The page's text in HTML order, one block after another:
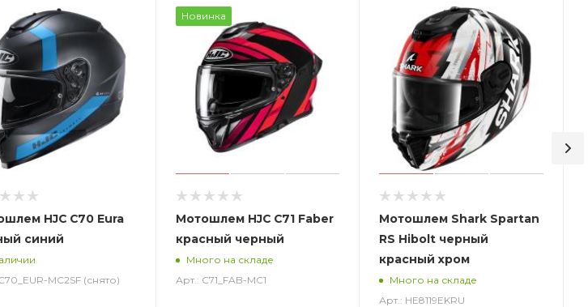
HJC C70 Eura
синий
MC2SF (снято)
Новинка
Мотошлем HJC C71 Faber
красный черный
Много на складе
Арт.: C71_FAB-MC1
Мотошлем Shark Spartan
RS Hibolt черный
красный хром
Много на складе
Арт.: HE8119EKRU